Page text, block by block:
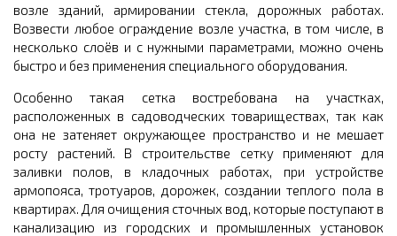
возле зданий, армировании стекла, дорожных работах.
Возвести любое ограждение возле участка, в том числе, в
несколько слоёв и с нужными параметрами, можно очень
быстро и без применения специального оборудования.
Особенно такая сетка востребована на участках,
расположенных в садоводческих товариществах, так как
она не затеняет окружающее пространство и не мешает
росту растений. В строительстве сетку применяют для
заливки полов, в кладочных работах, при устройстве
армопояса, тротуаров, дорожек, создании теплого пола в
квартирах. Для очищения сточных вод, которые поступают в
канализацию из городских и промышленных установок